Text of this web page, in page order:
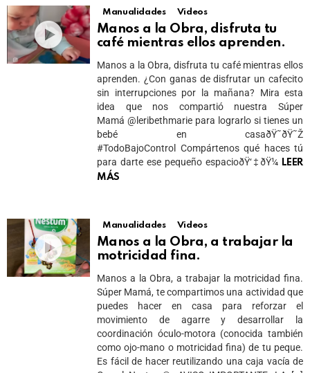
Manualidades Videos
Manos a la Obra, disfruta tu
café mientras ellos aprenden.
Manos a la Obra, disfruta tu café mientras ellos
aprenden. ¿Con ganas de disfrutar un cafecito
sin interrupciones por la mañana? Mira esta
idea que nos compartió nuestra Súper
Mamá @leribethmarie para lograrlo si tienes un
bebé en casaðŸ˜ðŸ˜Ž
#TodoBajoControl Compártenos qué haces tú
para darte ese pequeño espacioðŸ‘‡ðŸ¼ LEER
MÁS
Manualidades Videos
Manos a la Obra, a trabajar la
motricidad fina.
Manos a la Obra, a trabajar la motricidad fina.
Súper Mamá, te compartimos una actividad que
puedes hacer en casa para reforzar el
movimiento de agarre y desarrollar la
coordinación óculo-motora (conocida también
como ojo-mano o motricidad fina) de tu peque.
Es fácil de hacer reutilizando una caja vacía de